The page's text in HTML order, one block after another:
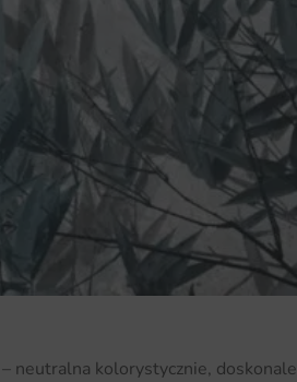
neutralna kolorystycznie, doskonale